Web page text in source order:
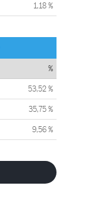
1,18 %
%
53,52 %
35,75 %
9,56 %